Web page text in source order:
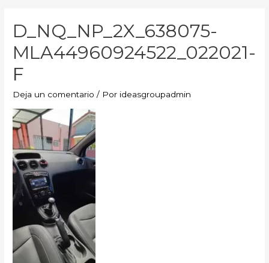
D_NQ_NP_2X_638075-
MLA44960924522_022021-
F
Deja un comentario / Por ideasgroupadmin